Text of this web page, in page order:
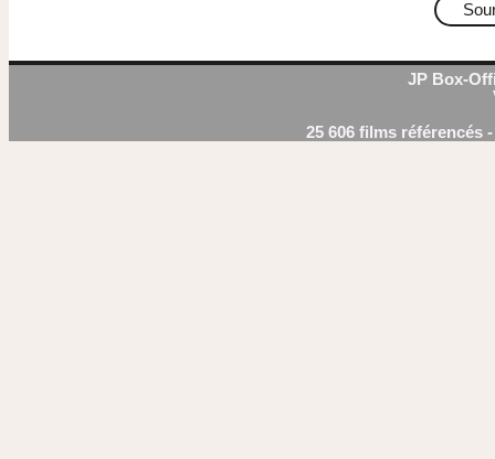
JP Box-
25 606 films référencés